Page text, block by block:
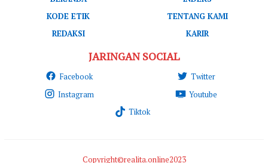
KODE ETIK
TENTANG KAMI
REDAKSI
KARIR
JARINGAN SOCIAL
Facebook
Twitter
Instagram
Youtube
Tiktok
Copyright©realita.online2023